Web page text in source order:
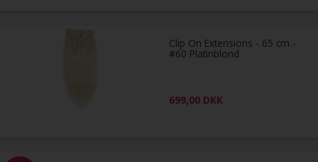
Clip On Extensions - 65 cm -
#60 Platinblond
699,00 DKK